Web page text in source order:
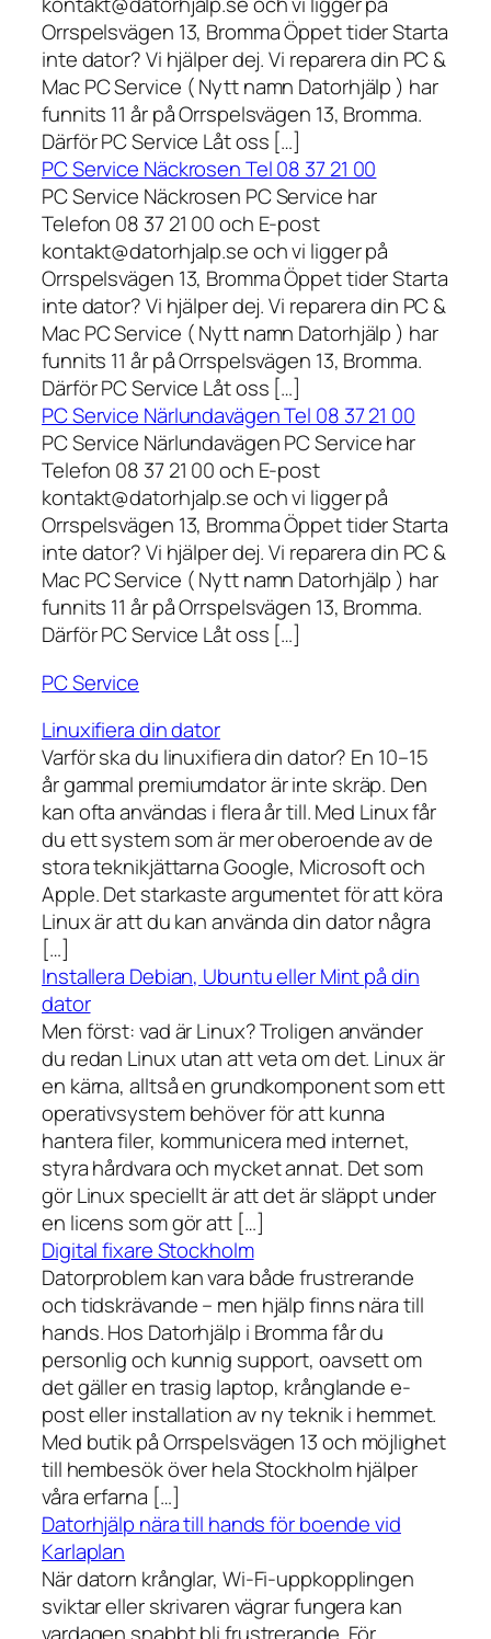
Orrspelsvägen 13, Bromma Öppet tider Starta
inte dator? Vi hjälper dej. Vi reparera din PC &
Mac PC Service ( Nytt namn Datorhjälp ) har
funnits 11 år på Orrspelsvägen 13, Bromma.
Därför PC Service Låt oss […]
PC Service Näckrosen Tel 08 37 21 00
PC Service Näckrosen PC Service har
Telefon 08 37 21 00 och E-post
kontakt@datorhjalp.se och vi ligger på
Orrspelsvägen 13, Bromma Öppet tider Starta
inte dator? Vi hjälper dej. Vi reparera din PC &
Mac PC Service ( Nytt namn Datorhjälp ) har
funnits 11 år på Orrspelsvägen 13, Bromma.
Därför PC Service Låt oss […]
PC Service Närlundavägen Tel 08 37 21 00
PC Service Närlundavägen PC Service har
Telefon 08 37 21 00 och E-post
kontakt@datorhjalp.se och vi ligger på
Orrspelsvägen 13, Bromma Öppet tider Starta
inte dator? Vi hjälper dej. Vi reparera din PC &
Mac PC Service ( Nytt namn Datorhjälp ) har
funnits 11 år på Orrspelsvägen 13, Bromma.
Därför PC Service Låt oss […]
PC Service
Linuxifiera din dator
Varför ska du linuxifiera din dator? En 10–15
år gammal premiumdator är inte skräp. Den
kan ofta användas i flera år till. Med Linux får
du ett system som är mer oberoende av de
stora teknikjättarna Google, Microsoft och
Apple. Det starkaste argumentet för att köra
Linux är att du kan använda din dator några
[…]
Installera Debian, Ubuntu eller Mint på din
dator
Men först: vad är Linux? Troligen använder
du redan Linux utan att veta om det. Linux är
en kärna, alltså en grundkomponent som ett
operativsystem behöver för att kunna
hantera filer, kommunicera med internet,
styra hårdvara och mycket annat. Det som
gör Linux speciellt är att det är släppt under
en licens som gör att […]
Digital fixare Stockholm
Datorproblem kan vara både frustrerande
och tidskrävande – men hjälp finns nära till
hands. Hos Datorhjälp i Bromma får du
personlig och kunnig support, oavsett om
det gäller en trasig laptop, krånglande e-
post eller installation av ny teknik i hemmet.
Med butik på Orrspelsvägen 13 och möjlighet
till hembesök över hela Stockholm hjälper
våra erfarna […]
Datorhjälp nära till hands för boende vid
Karlaplan
När datorn krånglar, Wi-Fi-uppkopplingen
sviktar eller skrivaren vägrar fungera kan